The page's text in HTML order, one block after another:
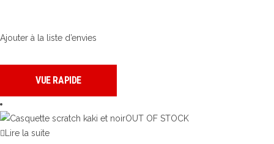
Ajouter à la liste d’envies
VUE RAPIDE
OUT OF STOCK
Lire la suite